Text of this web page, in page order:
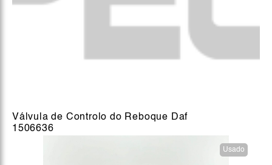
Válvula de Controlo do Reboque Daf
1506636
Usado